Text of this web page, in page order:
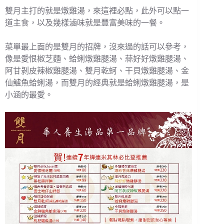
雙月主打的就是燉雞湯，來這裡必點，此外可以點一
道主食，以及幾樣滷味就是豐富美味的一餐。
菜單最上面的是雙月的招牌，沒來過的話可以參考，
像是愛恨椒芝麵、蛤蜊燉雞腿湯、蒜好好燉雞腿湯、
阿甘剝皮辣椒雞腿湯、雙月乾蚵、干貝燉雞腿湯、金
仙鱸魚蛤蜊湯，而雙月的經典就是蛤蜊燉雞腿湯，是
小涵的最愛。